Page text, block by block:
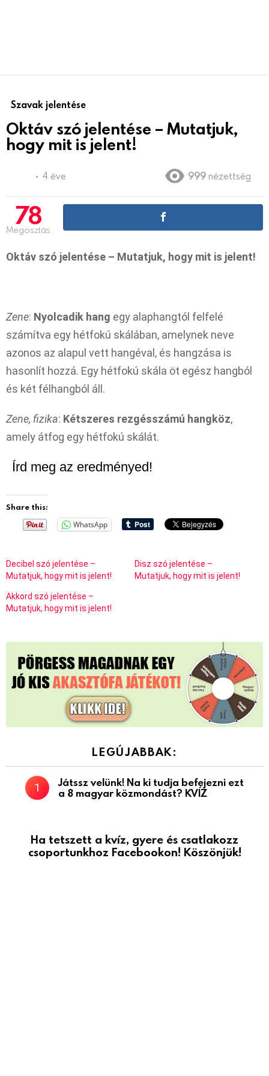
Szavak jelentése
Oktáv szó jelentése – Mutatjuk,
hogy mit is jelent!
4 éve 999 nézettség
78
Megosztás
Oktáv szó jelentése – Mutatjuk, hogy mit is jelent!
Zene: Nyolcadik hang egy alaphangtól felfelé
számítva egy hétfokú skálában, amelynek neve
azonos az alapul vett hangéval, és hangzása is
hasonlít hozzá. Egy hétfokú skála öt egész hangból
és két félhangból áll.
Zene, fizika: Kétszeres rezgésszámú hangköz,
amely átfog egy hétfokú skálát.
Írd meg az eredményed!
Share this:
WhatsApp
Decibel szó jelentése –
Mutatjuk, hogy mit is jelent!
Disz szó jelentése –
Mutatjuk, hogy mit is jelent!
Akkord szó jelentése –
Mutatjuk, hogy mit is jelent!
LEGÚJABBAK:
Játssz velünk! Na ki tudja befejezni ezt
a 8 magyar közmondást? KVÍZ
Ha tetszett a kvíz, gyere és csatlakozz
csoportunkhoz Facebookon! Köszönjük!